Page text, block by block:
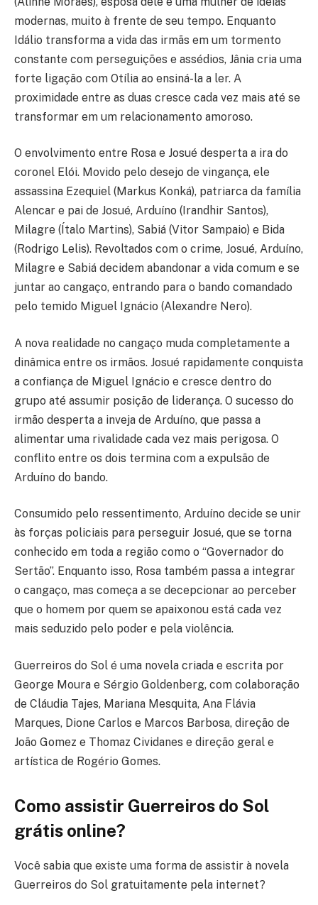
modernas, muito à frente de seu tempo. Enquanto
Idálio transforma a vida das irmãs em um tormento
constante com perseguições e assédios, Jânia cria uma
forte ligação com Otília ao ensiná-la a ler. A
proximidade entre as duas cresce cada vez mais até se
transformar em um relacionamento amoroso.
O envolvimento entre Rosa e Josué desperta a ira do
coronel Elói. Movido pelo desejo de vingança, ele
assassina Ezequiel (Markus Konká), patriarca da família
Alencar e pai de Josué, Arduíno (Irandhir Santos),
Milagre (Ítalo Martins), Sabiá (Vitor Sampaio) e Bida
(Rodrigo Lelis). Revoltados com o crime, Josué, Arduíno,
Milagre e Sabiá decidem abandonar a vida comum e se
juntar ao cangaço, entrando para o bando comandado
pelo temido Miguel Ignácio (Alexandre Nero).
A nova realidade no cangaço muda completamente a
dinâmica entre os irmãos. Josué rapidamente conquista
a confiança de Miguel Ignácio e cresce dentro do
grupo até assumir posição de liderança. O sucesso do
irmão desperta a inveja de Arduíno, que passa a
alimentar uma rivalidade cada vez mais perigosa. O
conflito entre os dois termina com a expulsão de
Arduíno do bando.
Consumido pelo ressentimento, Arduíno decide se unir
às forças policiais para perseguir Josué, que se torna
conhecido em toda a região como o “Governador do
Sertão”. Enquanto isso, Rosa também passa a integrar
o cangaço, mas começa a se decepcionar ao perceber
que o homem por quem se apaixonou está cada vez
mais seduzido pelo poder e pela violência.
Guerreiros do Sol é uma novela criada e escrita por
George Moura e Sérgio Goldenberg, com colaboração
de Cláudia Tajes, Mariana Mesquita, Ana Flávia
Marques, Dione Carlos e Marcos Barbosa, direção de
João Gomez e Thomaz Cividanes e direção geral e
artística de Rogério Gomes.
Como assistir Guerreiros do Sol
grátis online?
Você sabia que existe uma forma de assistir à novela
Guerreiros do Sol gratuitamente pela internet?